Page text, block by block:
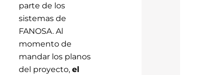
parte de los
sistemas de
FANOSA. Al
momento de
mandar los planos
del proyecto, el